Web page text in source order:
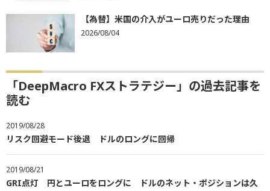
【為替】米国の介入がユーロ売りだった理由
2026/08/04
「DeepMacro FXストラテジー」の過去記事を
読む
2019/08/28
リスク回避モード後退 ドルのロングに回帰
2019/08/21
GRI点灯 円とユーロをロングに ドルのネット・ポジションは久